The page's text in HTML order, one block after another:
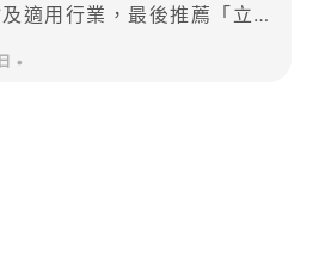
適用行業，最後推薦「立鋒
•